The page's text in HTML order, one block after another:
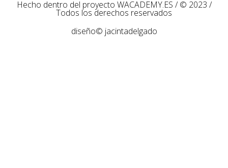
Hecho dentro del proyecto WACADEMY.ES / © 2023 /
Todos los derechos reservados
diseño© jacintadelgado